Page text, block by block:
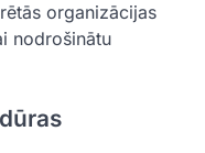
organizācijas
nodrošinātu